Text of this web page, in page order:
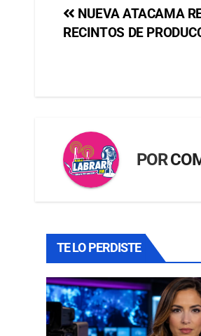
NUEVA ATACAMA
RECINTOS DE
POR
TE LO PERDISTE